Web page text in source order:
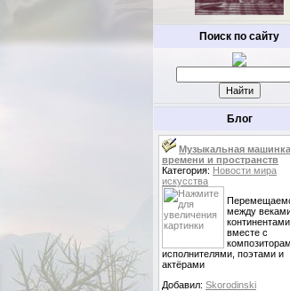
Поиск по сайту
Блог
Музыкальная машинка
времени и пространств
Категория: Новости мира
искусства
между
континентами
вместе с
исполнителями, поэтами и
актёрами
Добавил: Skorodinski